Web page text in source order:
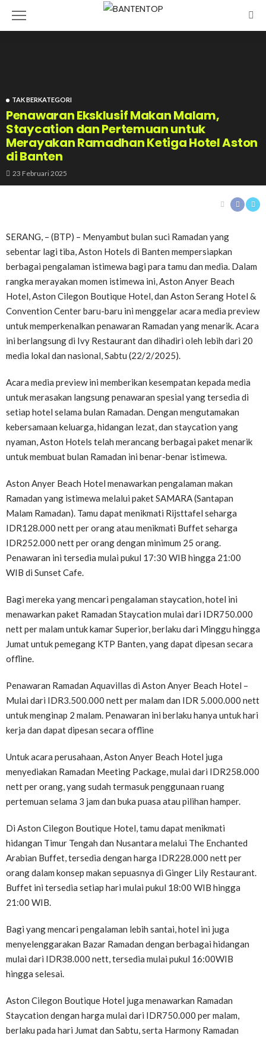
TAK BERKATEGORI
Penawaran Eksklusif Makan Malam,
Staycation dan Pertemuan untuk
Merayakan Ramadhan Ketiga Hotel Aston
di Banten
23 Februari 2025
SERANG, – (BTP) – Menyambut bulan suci Ramadan yang
sebentar lagi tiba, Aston Hotels di Banten mempersiapkan
berbagai pengalaman istimewa bagi para tamu dan media. Dalam
rangka merayakan momen istimewa ini, Aston Anyer Beach
Hotel, Aston Cilegon Boutique Hotel, dan Aston Serang Hotel &
Convention Center baru-baru ini menggelar acara media preview
untuk memperkenalkan penawaran Ramadan yang menarik. Acara
ini berlangsung di Ivy Restaurant dan dihadiri oleh lebih dari 20
media lokal dan nasional, Sabtu (22/2/2025).
Acara media preview ini memberikan kesempatan kepada media
untuk merasakan langsung penawaran spesial yang tersedia di
setiap hotel selama bulan Ramadan. Dengan mengutamakan
kebersamaan keluarga, hidangan lezat, dan staycation yang
nyaman, Aston Hotels telah merancang berbagai paket menarik
untuk membuat bulan Ramadan ini benar-benar istimewa.
Aston Anyer Beach Hotel menawarkan pengalaman makan
Ramadan yang istimewa melalui paket SAMARA (Santapan
Malam Ramadan). Tamu dapat menikmati Rijsttafel seharga
IDR128.000 nett per orang atau menikmati Buffet seharga
IDR252.000 nett per orang dengan minimum 25 orang.
Penawaran ini tersedia mulai pukul 17:30 WIB hingga 21:00
WIB di Sunset Cafe.
Bagi mereka yang mencari pengalaman staycation, hotel ini
menawarkan paket Ramadan Staycation mulai dari IDR750.000
nett per malam untuk kamar Superior, berlaku dari Minggu hingga
Jumat untuk pemegang KTP Banten, yang dapat dipesan secara
offline.
Penawaran Ramadan Aquavillas di Aston Anyer Beach Hotel –
Mulai dari IDR3.500.000 nett per malam dan IDR 5.000.000 nett
untuk menginap 2 malam. Penawaran ini berlaku hanya untuk hari
kerja dan dapat dipesan secara offline
Untuk acara perusahaan, Aston Anyer Beach Hotel juga
menyediakan Ramadan Meeting Package, mulai dari IDR258.000
nett per orang, yang sudah termasuk penggunaan ruang
pertemuan selama 3 jam dan buka puasa atau pilihan hamper.
Di Aston Cilegon Boutique Hotel, tamu dapat menikmati
hidangan Timur Tengah dan Nusantara melalui The Enchanted
Arabian Buffet, tersedia dengan harga IDR228.000 nett per
orang dalam konsep makan sepuasnya di Ginger Lily Restaurant.
Buffet ini tersedia setiap hari mulai pukul 18:00 WIB hingga
21:00 WIB.
Bagi yang mencari pengalaman lebih santai, hotel ini juga
menyelenggarakan Bazar Ramadan dengan berbagai hidangan
mulai dari IDR38.000 nett, tersedia mulai pukul 16:00WIB
hingga selesai.
Aston Cilegon Boutique Hotel juga menawarkan Ramadan
Staycation dengan harga mulai dari IDR750.000 per malam,
berlaku pada hari Jumat dan Sabtu, serta Harmony Ramadan